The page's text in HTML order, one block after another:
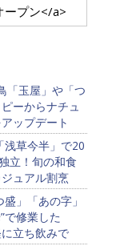
ープン</a>
「玉屋」や「つ
ーからナチュ
ップデート
浅草今半」で20
立！旬の和食
ュアル割烹
」「あの字」
で修業した
立ち飲みで